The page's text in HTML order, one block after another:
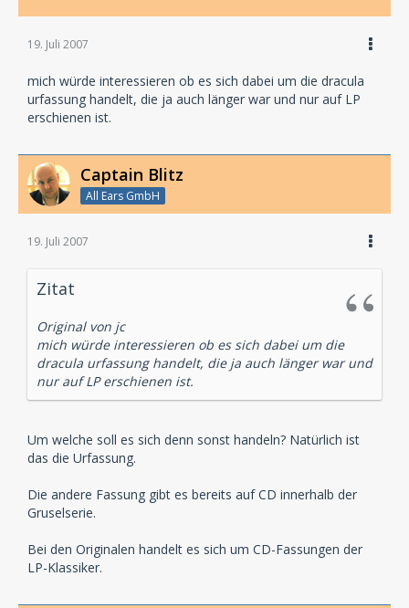
19. Juli 2007
mich würde interessieren ob es sich dabei um die dracula
urfassung handelt, die ja auch länger war und nur auf LP
erschienen ist.
Captain Blitz
All Ears GmbH
19. Juli 2007
Zitat
Original von jc
mich würde interessieren ob es sich dabei um die
dracula urfassung handelt, die ja auch länger war und
nur auf LP erschienen ist.
Um welche soll es sich denn sonst handeln? Natürlich ist
das die Urfassung.
Die andere Fassung gibt es bereits auf CD innerhalb der
Gruselserie.
Bei den Originalen handelt es sich um CD-Fassungen der
LP-Klassiker.